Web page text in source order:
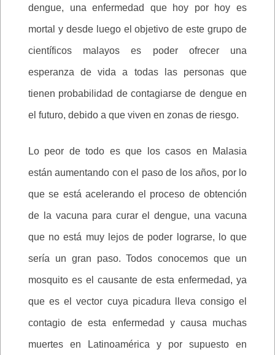
dengue, una enfermedad que hoy por hoy es
mortal y desde luego el objetivo de este grupo de
científicos malayos es poder ofrecer una
esperanza de vida a todas las personas que
tienen probabilidad de contagiarse de dengue en
el futuro, debido a que viven en zonas de riesgo.
Lo peor de todo es que los casos en Malasia
están aumentando con el paso de los años, por lo
que se está acelerando el proceso de obtención
de la vacuna para curar el dengue, una vacuna
que no está muy lejos de poder lograrse, lo que
sería un gran paso. Todos conocemos que un
mosquito es el causante de esta enfermedad, ya
que es el vector cuya picadura lleva consigo el
contagio de esta enfermedad y causa muchas
muertes en Latinoamérica y por supuesto en